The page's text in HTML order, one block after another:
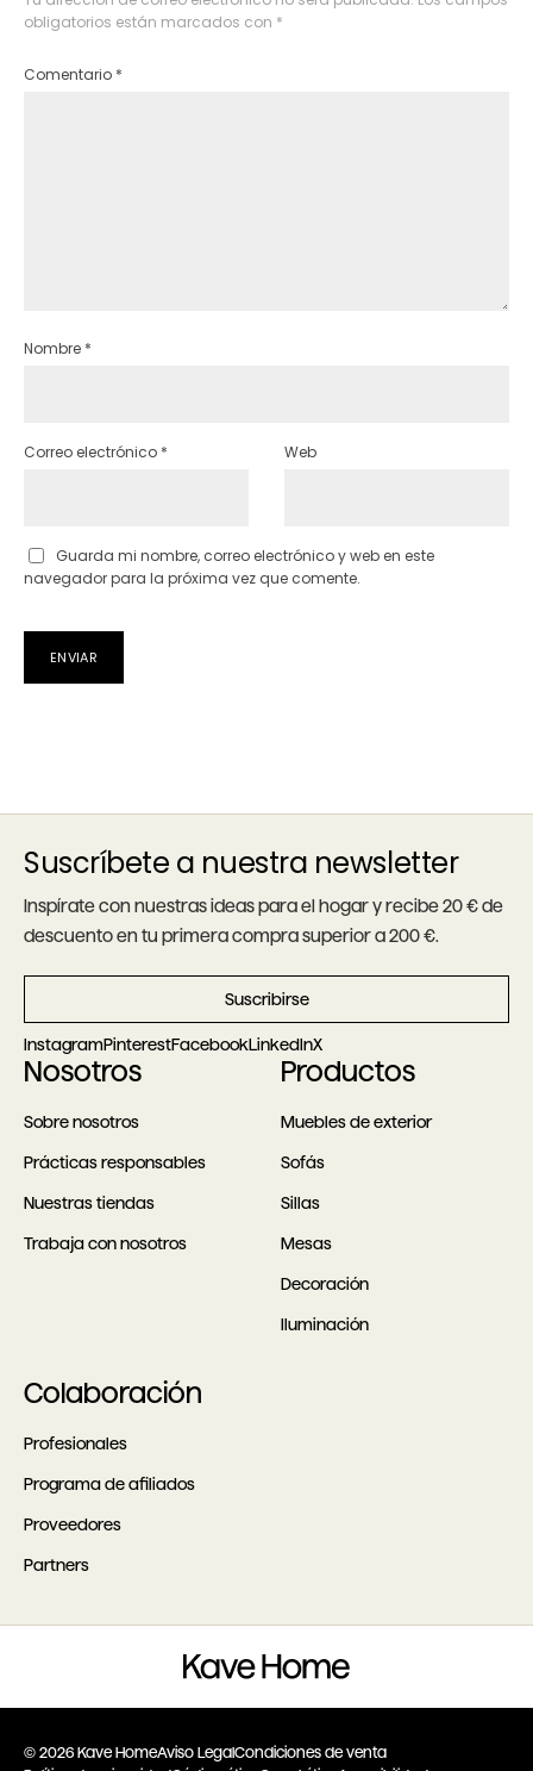
obligatorios están marcados con *
Comentario *
Nombre *
Correo electrónico * Web
Guarda mi nombre, correo electrónico y web en este
navegador para la próxima vez que comente.
Suscríbete a nuestra newsletter
Inspírate con nuestras ideas para el hogar y recibe 20 € de
descuento en tu primera compra superior a 200 €.
Suscribirse
InstagramPinterestFacebookLinkedInX
Nosotros
Sobre nosotros
Prácticas responsables
Nuestras tiendas
Trabaja con nosotros
Productos
Muebles de exterior
Sofás
Sillas
Mesas
Decoración
Iluminación
Colaboración
Profesionales
Programa de afiliados
Proveedores
Partners
© 2026 Kave HomeAviso LegalCondiciones de venta